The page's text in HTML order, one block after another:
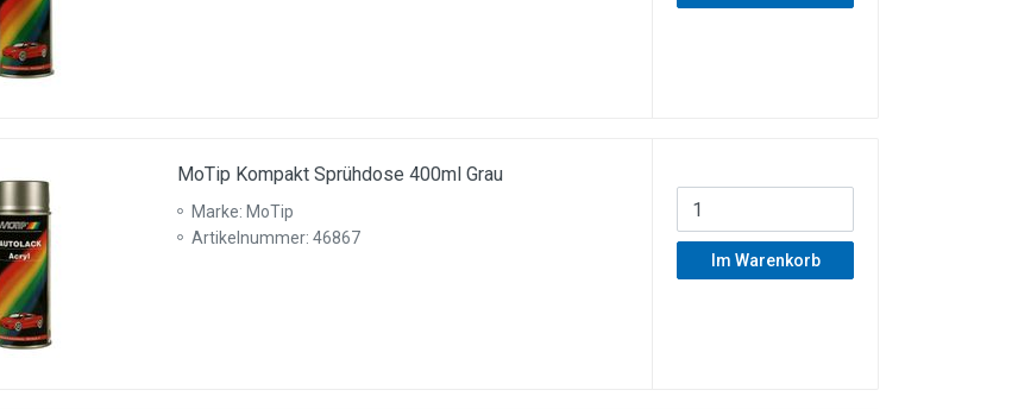
MoTip Kompakt Sprühdose 400ml Grau
Marke: MoTip
Artikelnummer: 46867
Im Warenkorb